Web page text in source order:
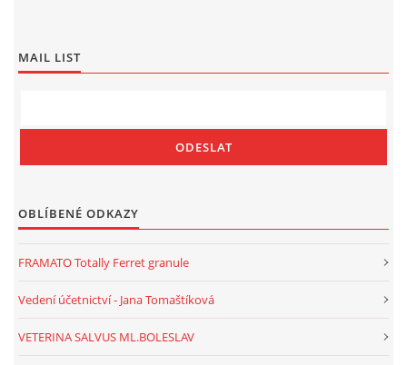
MAIL LIST
OBLÍBENÉ ODKAZY
FRAMATO Totally Ferret granule
Vedení účetnictví - Jana Tomaštíková
VETERINA SALVUS ML.BOLESLAV